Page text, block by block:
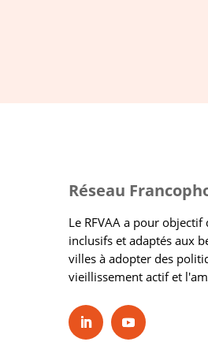
Réseau
Le RFVAA a pour
inclusifs et adaptés aux
villes à adopter des
vieillissement actif et